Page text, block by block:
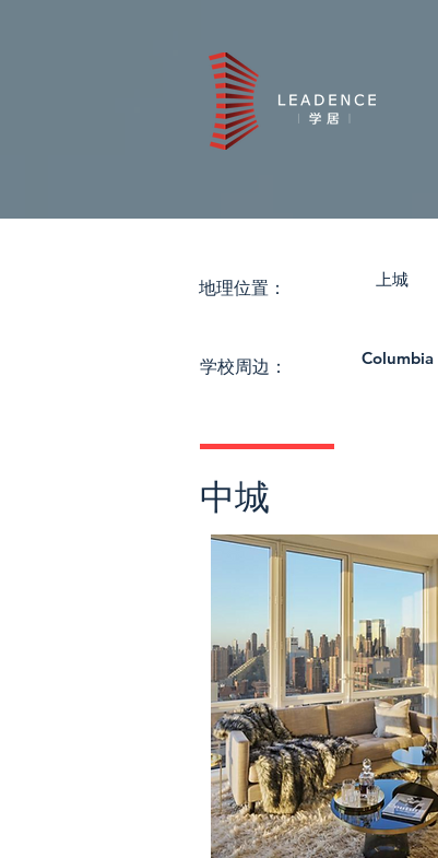
​地理位置： 上城
Columbia
学校周边：
​中城